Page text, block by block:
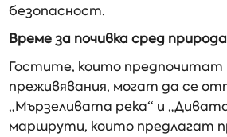
безопасност.
Време за почивка сред
Гостите, които предпочитат
преживявания, могат да се
„Мързеливата река“ и
маршрути, които предлагат